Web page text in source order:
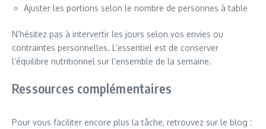
Ajuster les portions selon le nombre de personnes à table
N’hésitez pas à intervertir les jours selon vos envies ou
contraintes personnelles. L’essentiel est de conserver
l’équilibre nutritionnel sur l’ensemble de la semaine.
Ressources complémentaires
Pour vous faciliter encore plus la tâche, retrouvez sur le blog :